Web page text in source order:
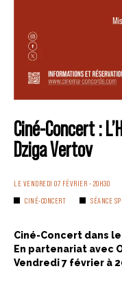
Ciné-Concert :
Dziga Vertov
LE VENDREDI 07 FÉVRIER - 20H30
CINÉ-CONCERT
SÉANCE
Ciné-Concert dans
En partenariat avec
Vendredi 7 février à